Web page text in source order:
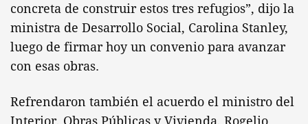
concreta de construir estos tres refugios”, dijo la
ministra de Desarrollo Social, Carolina Stanley,
luego de firmar hoy un convenio para avanzar
con esas obras.
Refrendaron también el acuerdo el ministro del
Interior, Obras Públicas y Vivienda, Rogelio